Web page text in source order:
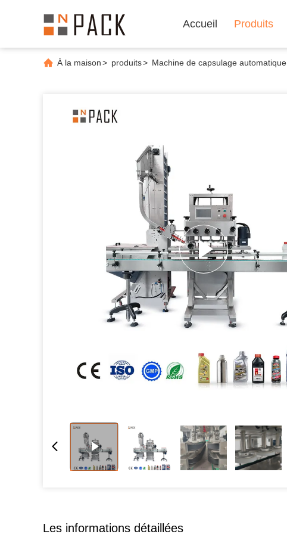
Accueil Produits
À la maison> produits> Machine de capsulage automatique
Les informations détaillées